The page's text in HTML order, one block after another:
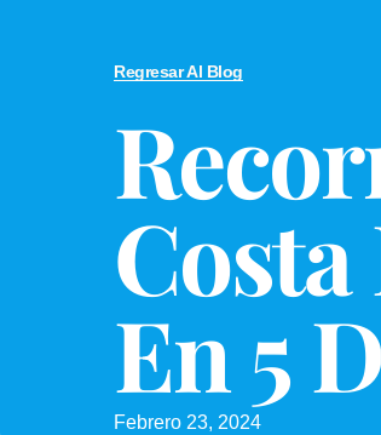
Regresar Al Blog
En 5
Febrero 23, 2024